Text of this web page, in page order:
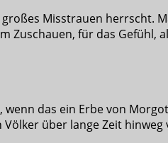
Misstrauen herrscht.
Zuschauen, für das Gefühl,
das ein Erbe von
über lange Zeit